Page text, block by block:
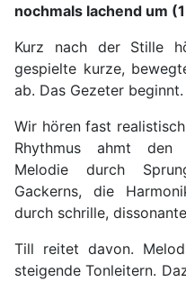
nochmals lachend um
Kurz nach der Stille
gespielte kurze,
ab. Das Gezeter beginnt.
Wir hören fast
Rhythmus ahmt den
Melodie durch
Gackerns, die
durch schrille,
Till reitet davon.
steigende Tonleitern.